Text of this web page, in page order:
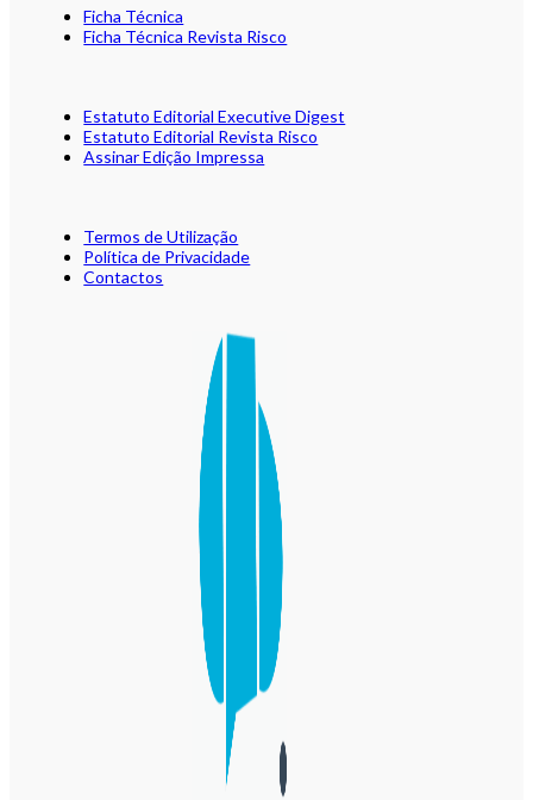
Ficha Técnica
Ficha Técnica Revista Risco
Estatuto Editorial Executive Digest
Estatuto Editorial Revista Risco
Assinar Edição Impressa
Termos de Utilização
Política de Privacidade
Contactos